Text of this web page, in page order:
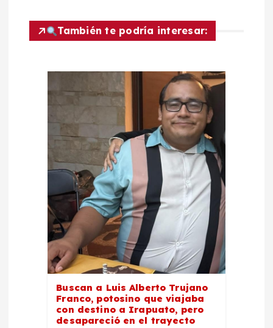
ó
También te podría interesar:
Buscan a Luis Alberto Trujano
Franco, potosino que viajaba
con destino a Irapuato, pero
desapareció en el trayecto